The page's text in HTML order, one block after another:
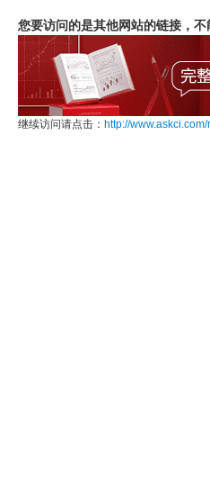
您要访问的是其他网站的链接，不
继续访问请点击： http://